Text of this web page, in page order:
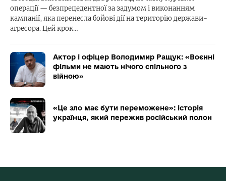
операції — безпрецедентної за задумом і виконанням
кампанії, яка перенесла бойові дії на територію держави-
агресора. Цей крок…
Актор і офіцер Володимир Ращук: «Воєнні
фільми не мають нічого спільного з
війною»
«Це зло має бути переможене»: історія
українця, який пережив російський полон